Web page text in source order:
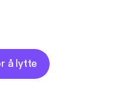
å lytte